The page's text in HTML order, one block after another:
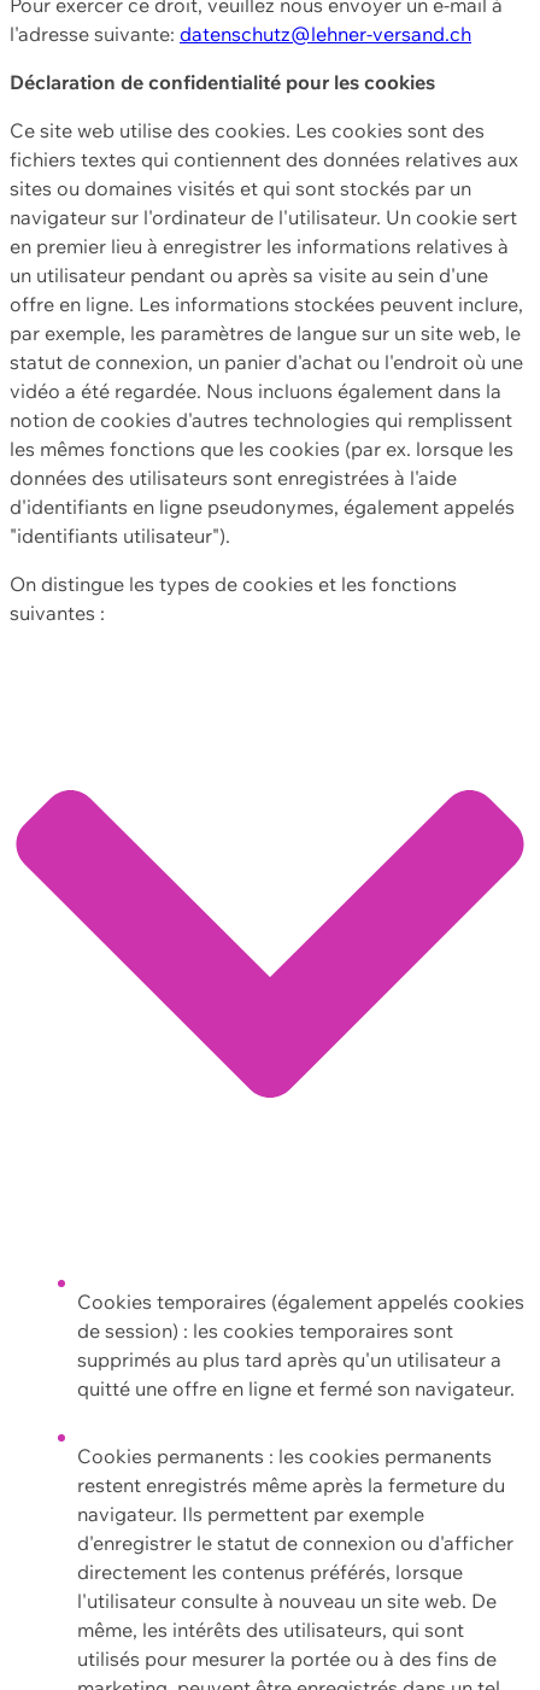
l'adresse suivante: datenschutz@lehner-versand.ch
Déclaration de confidentialité pour les cookies
Ce site web utilise des cookies. Les cookies sont des
fichiers textes qui contiennent des données relatives aux
sites ou domaines visités et qui sont stockés par un
navigateur sur l'ordinateur de l'utilisateur. Un cookie sert
en premier lieu à enregistrer les informations relatives à
un utilisateur pendant ou après sa visite au sein d'une
offre en ligne. Les informations stockées peuvent inclure,
par exemple, les paramètres de langue sur un site web, le
statut de connexion, un panier d'achat ou l'endroit où une
vidéo a été regardée. Nous incluons également dans la
notion de cookies d'autres technologies qui remplissent
les mêmes fonctions que les cookies (par ex. lorsque les
données des utilisateurs sont enregistrées à l'aide
d'identifiants en ligne pseudonymes, également appelés
"identifiants utilisateur").
On distingue les types de cookies et les fonctions
suivantes :
Cookies temporaires (également appelés cookies
de session) : les cookies temporaires sont
supprimés au plus tard après qu'un utilisateur a
quitté une offre en ligne et fermé son navigateur.
Cookies permanents : les cookies permanents
restent enregistrés même après la fermeture du
navigateur. Ils permettent par exemple
d'enregistrer le statut de connexion ou d'afficher
directement les contenus préférés, lorsque
l'utilisateur consulte à nouveau un site web. De
même, les intérêts des utilisateurs, qui sont
utilisés pour mesurer la portée ou à des fins de